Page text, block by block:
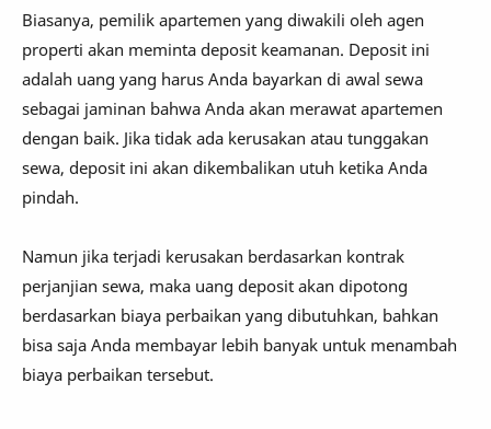
Biasanya, pemilik apartemen yang diwakili oleh agen
properti akan meminta deposit keamanan. Deposit ini
adalah uang yang harus Anda bayarkan di awal sewa
sebagai jaminan bahwa Anda akan merawat apartemen
dengan baik. Jika tidak ada kerusakan atau tunggakan
sewa, deposit ini akan dikembalikan utuh ketika Anda
pindah.
Namun jika terjadi kerusakan berdasarkan kontrak
perjanjian sewa, maka uang deposit akan dipotong
berdasarkan biaya perbaikan yang dibutuhkan, bahkan
bisa saja Anda membayar lebih banyak untuk menambah
biaya perbaikan tersebut.